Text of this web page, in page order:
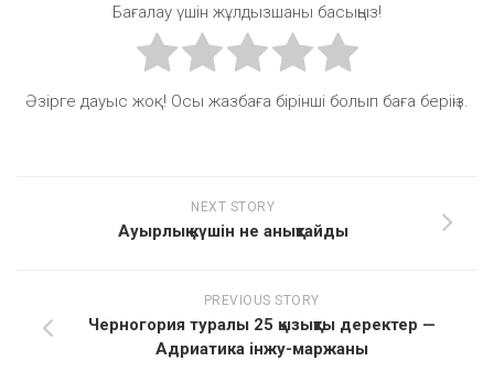
Бағалау үшін жұлдызшаны басыңыз!
Әзірге дауыс жоқ! Осы жазбаға бірінші болып баға беріңіз.
NEXT STORY
Ауырлық күшін не анықтайды
PREVIOUS STORY
Черногория туралы 25 қызықты деректер —
Адриатика інжу-маржаны